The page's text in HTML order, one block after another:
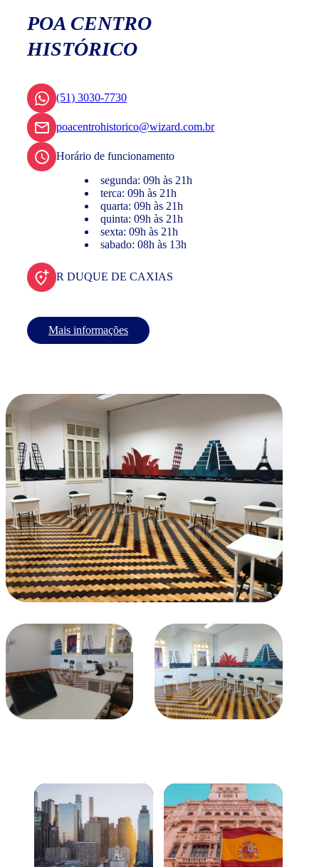
POA CENTRO
HISTÓRICO
(51) 3030-7730
poacentrohistorico@wizard.com.br
Horário de funcionamento
segunda: 09h às 21h
terca: 09h às 21h
quarta: 09h às 21h
quinta: 09h às 21h
sexta: 09h às 21h
sabado: 08h às 13h
R DUQUE DE CAXIAS
Mais informações